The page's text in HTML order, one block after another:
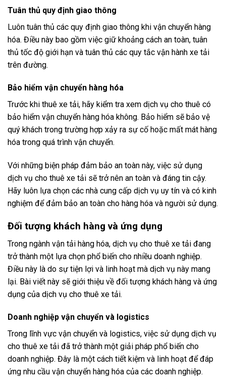
Tuân thủ quy định giao thông
Luôn tuân thủ các quy định giao thông khi vận chuyển hàng
hóa. Điều này bao gồm việc giữ khoảng cách an toàn, tuân
thủ tốc độ giới hạn và tuân thủ các quy tắc vận hành xe tải
trên đường.
Bảo hiểm vận chuyển hàng hóa
Trước khi thuê xe tải, hãy kiểm tra xem dịch vụ cho thuê có
bảo hiểm vận chuyển hàng hóa không. Bảo hiểm sẽ bảo vệ
quý khách trong trường hợp xảy ra sự cố hoặc mất mát hàng
hóa trong quá trình vận chuyển.
Với những biện pháp đảm bảo an toàn này, việc sử dụng
dịch vụ cho thuê xe tải sẽ trở nên an toàn và đáng tin cậy.
Hãy luôn lựa chọn các nhà cung cấp dịch vụ uy tín và có kinh
nghiệm để đảm bảo an toàn cho hàng hóa và người sử dụng.
Đối tượng khách hàng và ứng dụng
Trong ngành vận tải hàng hóa, dịch vụ cho thuê xe tải đang
trở thành một lựa chọn phổ biến cho nhiều doanh nghiệp.
Điều này là do sự tiện lợi và linh hoạt mà dịch vụ này mang
lại. Bài viết này sẽ giới thiệu về đối tượng khách hàng và ứng
dụng của dịch vụ cho thuê xe tải.
Doanh nghiệp vận chuyển và logistics
Trong lĩnh vực vận chuyển và logistics, việc sử dụng dịch vụ
cho thuê xe tải đã trở thành một giải pháp phổ biến cho
doanh nghiệp. Đây là một cách tiết kiệm và linh hoạt để đáp
ứng nhu cầu vận chuyển hàng hóa của các doanh nghiệp.